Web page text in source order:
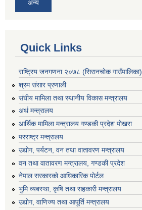
अन्य
Quick Links
राष्ट्रिय जनगणना २०७८ (सिरानचोक गाउँपालिका)
श्रम संसार प्रणाली
संघीय मामिला तथा स्थानीय विकास मन्त्रालय
अर्थ मन्त्रालय
आर्थिक मामिला मन्त्रालय गण्डकी प्रदेश पोखरा
परराष्ट्र मन्त्रालय
उद्योग, पर्यटन, वन तथा वातावरण मन्त्रालय
वन तथा वातावरण मन्त्रालय, गण्डकी प्रदेश
नेपाल सरकारको आधिकारिक पोर्टल
भुमि व्यबस्था, कृषि तथा सहकारी मन्त्रालय
उद्योग, वाणिज्य तथा आपूर्ति मन्त्रालय